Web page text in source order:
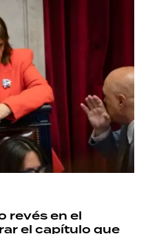
revés en el
el capítulo que